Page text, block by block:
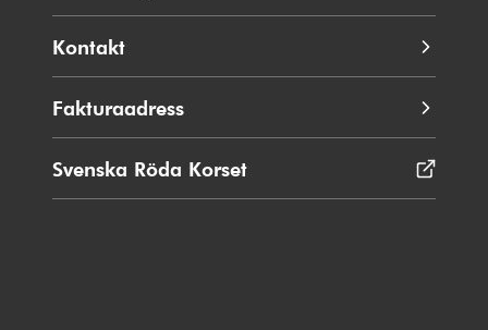
Kontakt
Fakturaadress
Svenska Röda Korset
i